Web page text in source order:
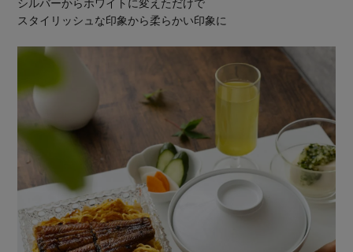
シルバーからホワイトに変えただけで
スタイリッシュな印象から柔らかい印象に